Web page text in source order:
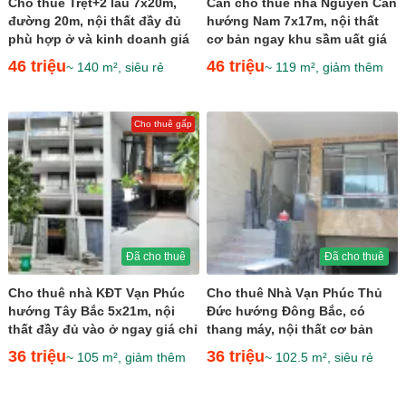
đường 20m, nội thất đầy đủ
phù hợp ở và kinh doanh giá
chỉ 46 triệu
46 triệu~ 140 m², siêu rẻ
hướng Nam 7x17m, nội thất
cơ bản ngay khu sầm uất giá
46 triệu
46 triệu~ 119 m², giảm thêm
Cho thuê gấp
Đã cho thuê
Cho thuê nhà KĐT Vạn Phúc
hướng Tây Bắc 5x21m, nội
thất đầy đủ vào ở ngay giá chỉ
36 triệu
36 triệu~ 105 m², giảm thêm
Đã cho thuê
Cho thuê Nhà Vạn Phúc Thủ
Đức hướng Đông Bắc, có
thang máy, nội thất cơ bản
view hồ bơi giá 36...
36 triệu~ 102.5 m², siêu rẻ